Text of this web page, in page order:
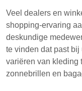
Veel dealers en
shopping-ervaring
deskundige
te vinden dat past
variëren van kleding
zonnebrillen en